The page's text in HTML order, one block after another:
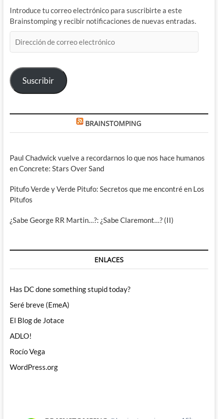
Introduce tu correo electrónico para suscribirte a este
Brainstomping y recibir notificaciones de nuevas entradas.
de
electrónico
Suscribir
BRAINSTOMPING
Paul Chadwick vuelve a recordarnos lo que nos hace humanos
en Concrete: Stars Over Sand
Pitufo Verde y Verde Pitufo: Secretos que me encontré en Los
Pitufos
¿Sabe George RR Martin…?: ¿Sabe Claremont…? (II)
ENLACES
Has DC done something stupid today?
Seré breve (EmeA)
El Blog de Jotace
ADLO!
Rocío Vega
WordPress.org